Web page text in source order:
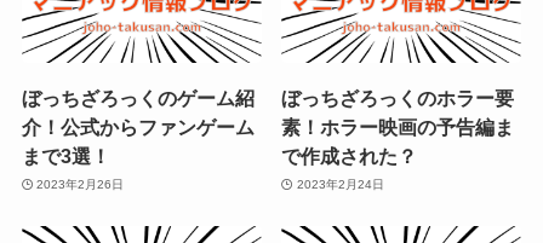
ぼっちざろっくのゲーム紹
介！公式からファンゲーム
まで3選！
2023年2月26日
ぼっちざろっくのホラー要
素！ホラー映画の予告編ま
で作成された？
2023年2月24日